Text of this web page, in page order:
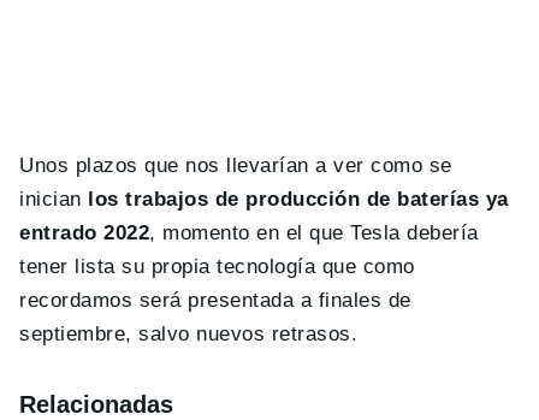
Unos plazos que nos llevarían a ver como se
inician
los trabajos de producción de baterías ya
entrado 2022, momento en el que Tesla debería
tener lista su propia tecnología que como
recordamos será presentada a finales de
septiembre, salvo nuevos retrasos.
Relacionadas